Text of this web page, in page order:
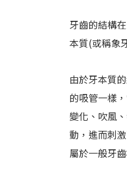
牙齒的結構
本質(或稱象
由於牙本質
的吸管一樣
變化、吹風
動，進而刺
屬於一般牙